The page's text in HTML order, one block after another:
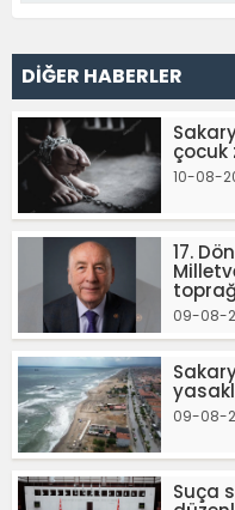
DİĞER HABERLER
çocuk
10-08-
17.
09-08-
09-08-
Suça